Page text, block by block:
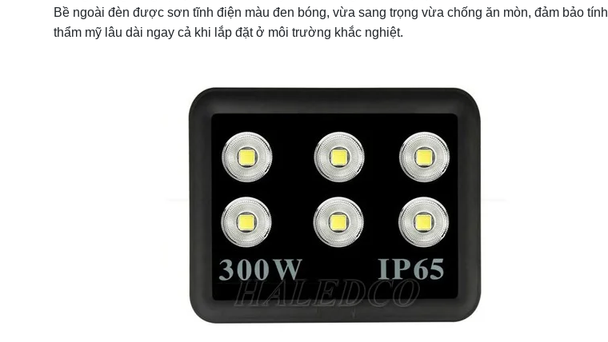
Bề ngoài đèn được sơn tĩnh điện màu đen bóng, vừa sang trọng vừa chống ăn mòn, đảm bảo tính
thẩm mỹ lâu dài ngay cả khi lắp đặt ở môi trường khắc nghiệt.